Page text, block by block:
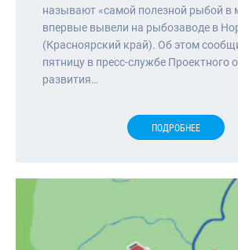
называют «самой полезной рыбой в
впервые вывели на рыбозаводе в
(Красноярский край). Об этом
пятницу в пресс-службе Проектного
развития…
ПОДРОБНЕЕ